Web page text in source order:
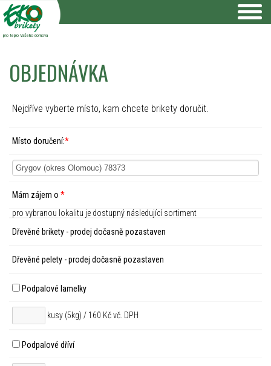
pro teplo Vašeho domova
OBJEDNÁVKA
Nejdříve vyberte místo, kam chcete brikety doručit.
Místo doručení:*
Mám zájem o *
pro vybranou lokalitu je dostupný následující sortiment
Dřevěné brikety - prodej dočasně pozastaven
Dřevěné pelety - prodej dočasně pozastaven
Podpalové lamelky
kusy (5kg) / 160 Kč vč. DPH
Podpalové dříví